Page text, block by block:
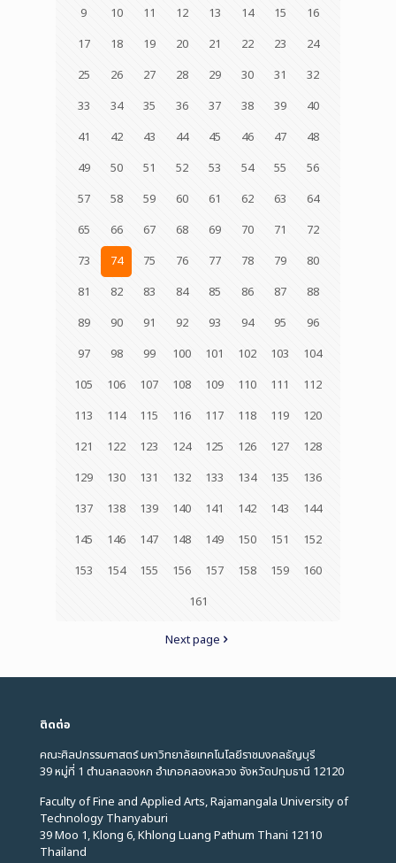
9
10 11 12 13 14 15
16
17
18 19 20 21 22 23
24
25
26 27 28 29 30 31
32
33
34 35 36 37 38 39
40
41
42 43 44 45 46 47
48
49
50 51 52 53 54 55
56
57
58 59 60 61 62 63
64
65
66 67 68 69 70 71
72
73
74 75 76 77 78 79
80
81
82 83 84 85 86 87
88
89
90 91 92 93 94 95
96
97
98 99 100 101 102 103
104
105
106 107 108 109 110 111
112
113
114 115 116 117 118 119
120
121
122 123 124 125 126 127
128
129
130 131 132 133 134 135
136
137
138 139 140 141 142 143
144
145
146 147 148 149 150 151
152
153
154 155 156 157 158 159
160
161
Next page
ติดต่อ
คณะศิลปกรรมศาสตร์ มหาวิทยาลัยเทคโนโลยีราชมงคลธัญบุรี
39 หมู่ที่ 1 ตำบลคลองหก อำเภอคลองหลวง จังหวัดปทุมธานี 12120
Faculty of Fine and Applied Arts, Rajamangala University of
Technology Thanyaburi
39 Moo 1, Klong 6, Khlong Luang Pathum Thani 12110
Thailand